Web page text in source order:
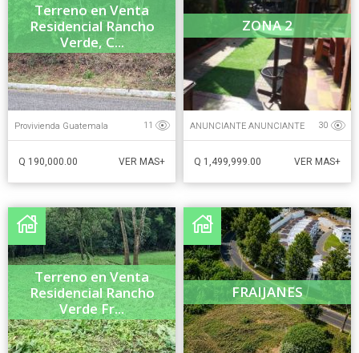
Terreno en Venta
Residencial Rancho
Verde, C...
Provivienda Guatemala 11
Q 190,000.00 VER MAS+
ZONA 2
ANUNCIANTE ANUNCIANTE 30
Q 1,499,999.00 VER MAS+
Terreno en Venta
Residencial Rancho
Verde Fr...
FRAIJANES